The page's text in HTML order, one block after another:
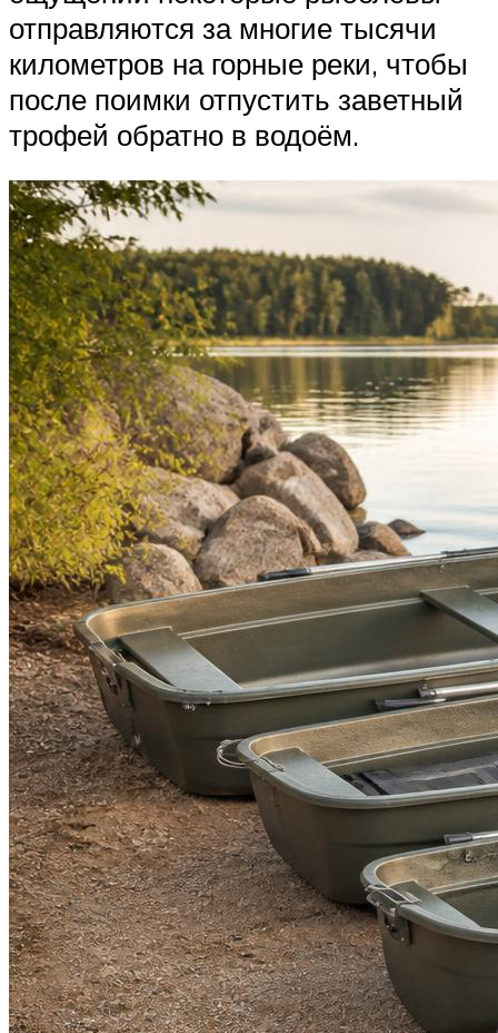
отправляются за многие тысячи
километров на горные реки, чтобы
после поимки отпустить заветный
трофей обратно в водоём.